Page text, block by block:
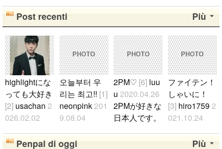
Più
Post recenti
highlightにな
っても大好き
[2] usachan2
026.02.02
たのが、遅か
PHOTO
오늘부터 우
리는 최고!! [1]
neonpink201
9.08.04
린 정은비 최
PHOTO
2PM♡ [6] luu
u2020.04.26
2PMが好きな
日本人です。
PHOTO
ファイテン！
しゃいに！
[3]hiro17592
021.10.24
します！..
Più
Penpal di oggi